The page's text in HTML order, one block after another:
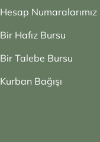
Hesap Numaralarımız
Bir Hafız Bursu
Bir Talebe Bursu
Kurban Bağışı